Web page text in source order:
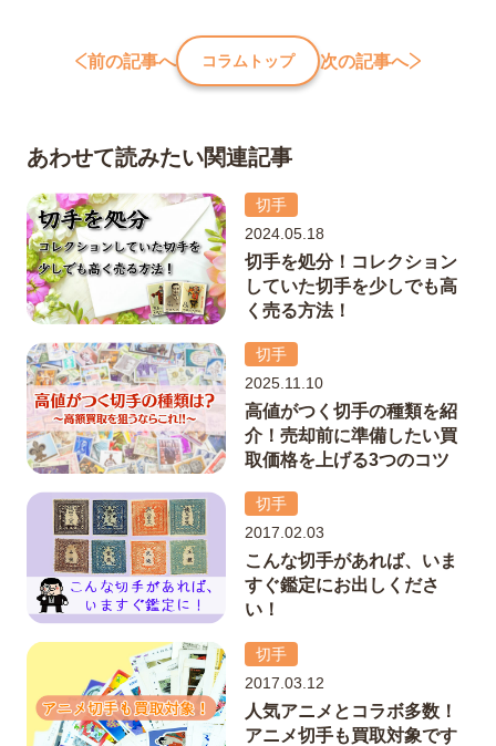
前の記事へ コラムトップ 次の記事へ
あわせて読みたい関連記事
切手
2024.05.18
切手を処分！コレクション
していた切手を少しでも高
く売る方法！
切手
2025.11.10
高値がつく切手の種類を紹
介！売却前に準備したい買
取価格を上げる3つのコツ
切手
2017.02.03
こんな切手があれば、いま
すぐ鑑定にお出しくださ
い！
切手
2017.03.12
人気アニメとコラボ多数！
アニメ切手も買取対象です